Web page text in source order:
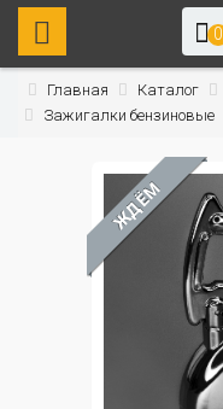
0
Главная Каталог
Зажигалки бензиновые
ЖДЁМ